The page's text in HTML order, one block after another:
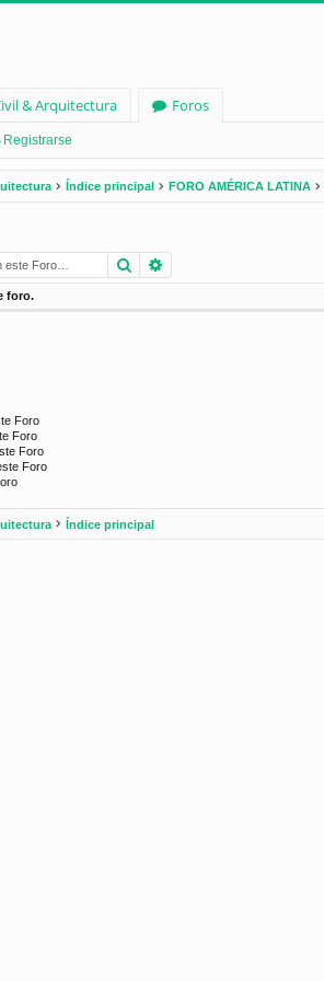
& Arquitectura
Foros
Registrarse
Índice principal FORO AMÉRICA LATINA
Buscar
foro.
Foro
Foro
Foro
Foro
Índice principal